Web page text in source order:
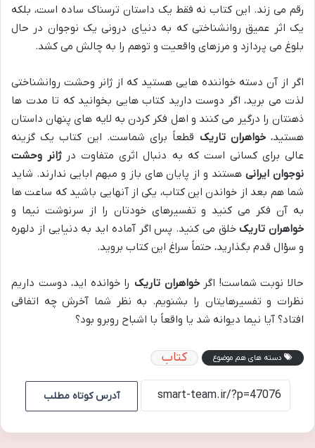
رقم می زند. این کتاب نه فقط یک داستان ترسناک ساده است، بلکه
یک اثر عمیق روانشناختی که به دنیای درونی یک نوجوان در حال
بلوغ می پردازد و مرزهای واقعیت و توهم را به چالش می کشد.
اگر از آن دسته خواننده هایی هستید که از ژانر وحشت روانشناختی
لذت می برید، اگر دوست دارید کتاب هایی بخوانید که تا مدت ها
ذهنتان را درگیر می کنند و اهل فکر کردن به لایه های پنهان داستان
هستید،خواهران تاریک قطعاً برای شماست. این کتاب یک گزینه
عالی برای کسانی است که به دنبال اثری متفاوت درژانر وحشت
نوجوان ایرانیهستند و از پایان های باز و مبهم ابایی ندارند. شاید
شما هم بعد از خواندن این کتاب، یکی از آنهایی باشید که ساعت ها
به آن فکر می کنید و تفسیرهای خودتان را از سرنوشت نیما و
خواهران تاریک خلق می کنید. پس اگر آماده اید به دنیایی از دلهره
و سؤال قدم بگذارید، حتماً سراغ این کتاب بروید.
حالا نوبت شماست! اگرخواهران تاریک را خوانده اید، دوست داریم
نظرات و تفسیرهایتان را بشنویم. به نظر شما آخرش چه اتفاقی
افتاد؟ آیا نیما دیوانه شد یا واقعاً با اشباح روبرو بود؟
دسته های هم موضوع کتاب
آدرس کوتاه مطلب